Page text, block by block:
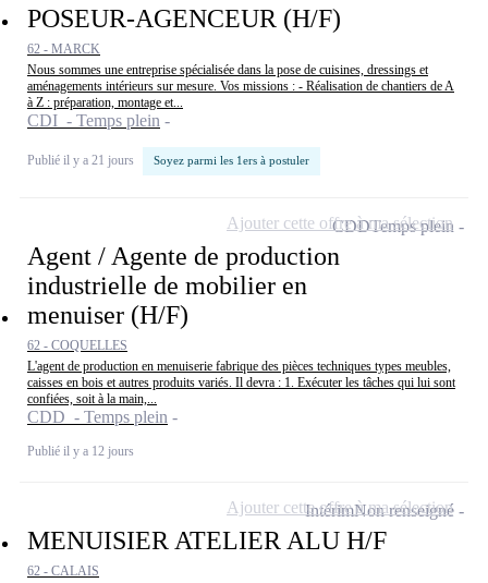
POSEUR-AGENCEUR (H/F)
62 - MARCK
Nous sommes une entreprise spécialisée dans la pose de cuisines, dressings et
aménagements intérieurs sur mesure. Vos missions : - Réalisation de chantiers de A
à Z : préparation, montage et...
CDI - Temps plein
Publié il y a 21 jours Soyez parmi les 1ers à postuler
Agent / Agente de production
industrielle de mobilier en
menuiser (H/F)
62 - COQUELLES
L'agent de production en menuiserie fabrique des pièces techniques types meubles,
caisses en bois et autres produits variés. Il devra : 1. Exécuter les tâches qui lui sont
confiées, soit à la main,...
CDD - Temps plein
Publié il y a 12 jours
CDDTemps plein
Ajouter cette offre à ma sélection
MENUISIER ATELIER ALU H/F
62 - CALAIS
IntérimNon renseigné
Ajouter cette offre à ma sélection